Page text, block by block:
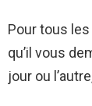
Pour tous
qu’il vous
jour ou